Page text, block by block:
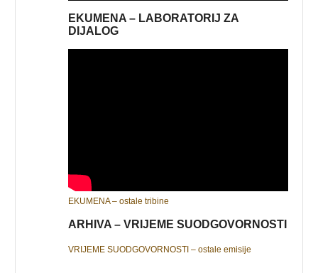
EKUMENA – LABORATORIJ ZA
DIJALOG
EKUMENA – ostale tribine
ARHIVA – VRIJEME SUODGOVORNOSTI
VRIJEME SUODGOVORNOSTI – ostale emisije